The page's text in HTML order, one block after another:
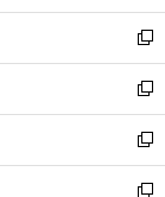
開
く
ウ
で
開
く
ン
ド
ウ
で
開
く
ウ
ィ
ン
ド
ウ
で
開
く
新
し
い
ウ
ィ
ン
ド
新
し
い
ウ
新
し